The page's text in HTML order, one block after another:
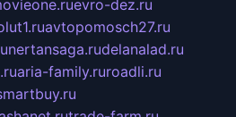
evro-dez.ru
avtopomosch27.ru
nertansaga.rudelanalad.ru
aria-family.ruroadli.ru